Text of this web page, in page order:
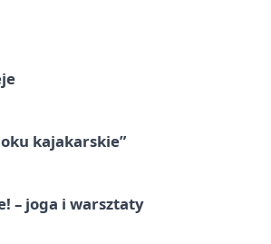
kajakarskie”
– joga i warsztaty